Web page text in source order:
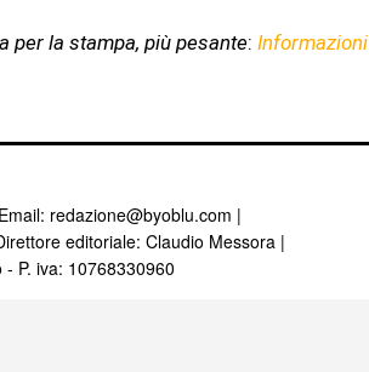
per la stampa, più pesante: Informazioni
redazione@byoblu.com |
editoriale: Claudio Messora |
P. iva: 10768330960